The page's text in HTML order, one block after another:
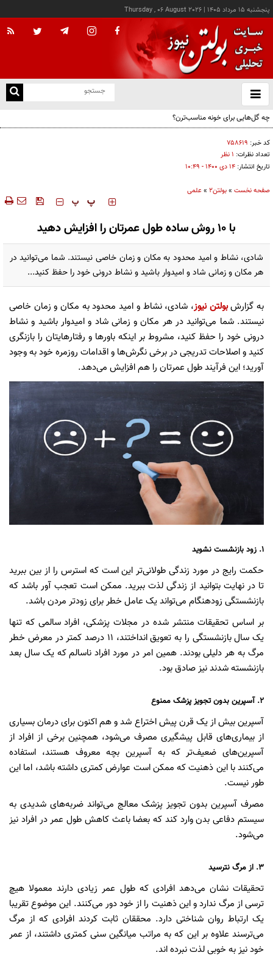
پنجشنبه ۱۵ مرداد ۱۴۰۵ |
Thursday , 06 August 2026
باز
و
چه گل‌هایی برای خونه مناسب‌ترن؟
کد خبر: ۷۵۸۶۱۹
تعداد نظرات: ۱ نظر
تاریخ انتشار: ۱۴ دی ۱۴۰۰ - ۱۰:۴۹
صفحه نخست »بولتن2 »علمی
‍‍‍ پ پ
با ۱۰ روش ساده طول عمرتان را افزایش دهید
شادی، نشاط و امید محدود به مکان و زمان خاصی نیستند. شما می‌توانید در
هر مکان و زمانی شاد و امیدوار باشید و نشاط درونی خود را حفظ کنید...
به گزارش بولتن نیوز، شادی، نشاط و امید محدود به مکان و زمان خاصی
نیستند. شما می‌توانید در هر مکان و زمانی شاد و امیدوار باشید و نشاط
درونی خود را حفظ کنید، مشروط بر اینکه باور‌ها و رفتارهایتان را بازنگری
کنید و اصلاحات تدریجی در برخی نگرش‌ها و اقدامات روزمره خود به وجود
آورید؛ این فرآیند طول عمرتان را هم افزایش می‌دهد.
۱. زود بازنشست نشوید
حکمت رایج در مورد زندگی طولانی‌تر این است که استرس را از بین ببرید
تا در نهایت بتوانید از زندگی لذت ببرید. ممکن است تعجب آور باشد که
بازنشستگی زودهنگام می‌تواند یک عامل خطر برای زودتر مردن باشد.
بر اساس تحقیقات منتشر شده در مجلات پزشکی، افراد سالمی که تنها
یک سال بازنشستگی را به تعویق انداختند، ۱۱ درصد کمتر در معرض خطر
مرگ به هر دلیلی بودند. همین امر در مورد افراد ناسالم که یک سال بعد
بازنشسته شدند نیز صادق بود.
۲. آسپرین بدون تجویز پزشک ممنوع
آسپرین بیش از یک قرن پیش اختراع شد و هم اکنون برای درمان بسیاری
از بیماری‌های قابل پیشگیری مصرف می‌شود، همچنین برخی از افراد از
آسپرین‌های ضعیف‌تر که به آسپرین بچه معروف هستند، استفاده
می‌کنند با این ذهنیت که ممکن است عوارض کمتری داشته باشد، اما این
طور نیست.
مصرف آسپرین بدون تجویز پزشک معالج می‌تواند ضربه‌های شدیدی به
سیستم دفاعی بدن وارد کند که بعضا باعث کاهش طول عمر در افراد نیز
می‌شود.
۳. از مرگ نترسید
تحقیقات نشان می‌دهد افرادی که طول عمر زیادی دارند معمولا هیچ
ترسی از مرگ ندارد و این ذهنیت را از خود دور می‌کنند. این موضوع تقریبا
یک ارتباط روان شناختی دارد. محققان ثابت کردند افرادی که از مرگ
می‌ترسند علاوه بر این که به مراتب میانگین سنی کمتری داشتند، از عمر
خود نیز به خوبی لذت نبرده اند.